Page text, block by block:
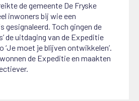
de gemeente De Fryske
inwoners bij wie een
gesignaleerd. Toch gingen de
de uitdaging van de Expeditie
‘Je moet je blijven ontwikkelen’.
de Expeditie en maakten